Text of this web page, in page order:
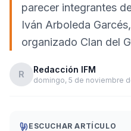
parecer integrantes
Iván Arboleda
organizado Clan del
R Redacción IFM
domingo, 5 de noviembre
ESCUCHAR ARTÍCULO